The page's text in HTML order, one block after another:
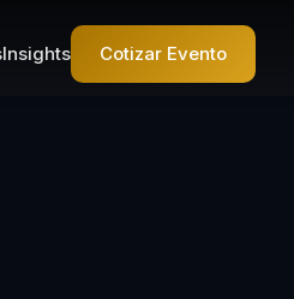
Insights Cotizar Evento